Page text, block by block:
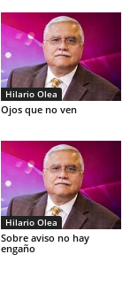
Hilario Olea
Ojos que no ven
Hilario Olea
Sobre aviso no hay
engaño